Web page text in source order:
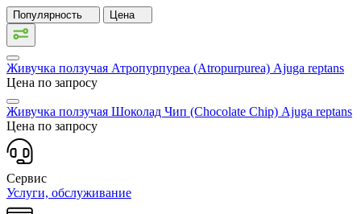
Популярность Цена
Живучка ползучая Атропурпуреа (Atropurpurea) Ajuga reptans
Цена по запросу
Живучка ползучая Шоколад Чип (Chocolate Chip) Ajuga reptans
Цена по запросу
Сервис
Услуги, обслуживание